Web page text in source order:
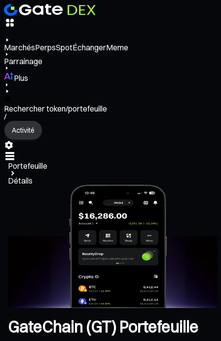
MarchésPerpsSpotÉchangerMeme
Parrainage
Plus
Rechercher token/portefeuille
/
Activité
Portefeuille
Détails
GateChain (GT) Portefeuille